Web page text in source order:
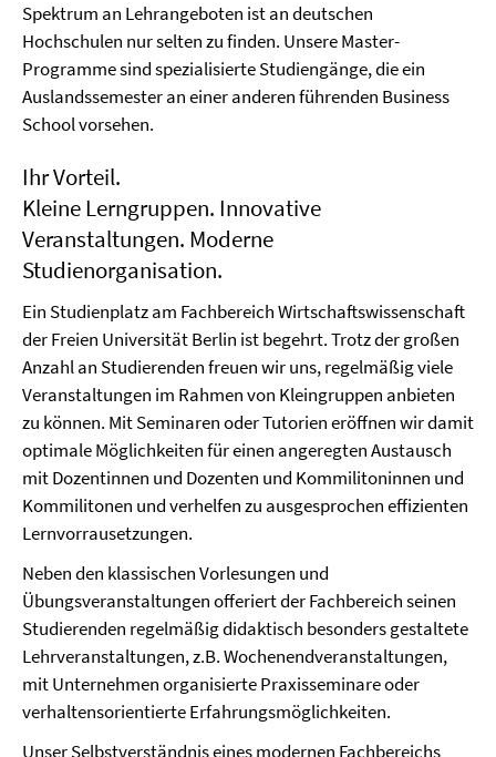
Spektrum an Lehrangeboten ist an deutschen
Hochschulen nur selten zu finden. Unsere Master-
Programme sind spezialisierte Studiengänge, die ein
Auslandssemester an einer anderen führenden Business
School vorsehen.
Ihr Vorteil.
Kleine Lerngruppen. Innovative
Veranstaltungen. Moderne
Studienorganisation.
Ein Studienplatz am Fachbereich Wirtschaftswissenschaft
der Freien Universität Berlin ist begehrt. Trotz der großen
Anzahl an Studierenden freuen wir uns, regelmäßig viele
Veranstaltungen im Rahmen von Kleingruppen anbieten
zu können. Mit Seminaren oder Tutorien eröffnen wir damit
optimale Möglichkeiten für einen angeregten Austausch
mit Dozentinnen und Dozenten und Kommilitoninnen und
Kommilitonen und verhelfen zu ausgesprochen effizienten
Lernvorrausetzungen.
Neben den klassischen Vorlesungen und
Übungsveranstaltungen offeriert der Fachbereich seinen
Studierenden regelmäßig didaktisch besonders gestaltete
Lehrveranstaltungen, z.B. Wochenendveranstaltungen,
mit Unternehmen organisierte Praxisseminare oder
verhaltensorientierte Erfahrungsmöglichkeiten.
Unser Selbstverständnis eines modernen Fachbereichs